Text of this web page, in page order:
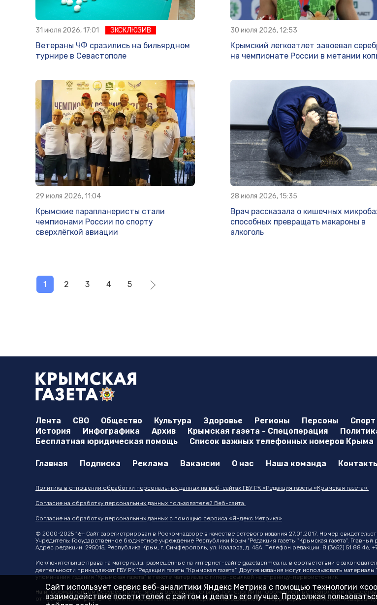
31 июля 2026, 17:01 ЭКСКЛЮЗИВ
Ветераны ЧФ сразились на бильярдном
турнире в Севастополе
30 июля 2026, 12:53
Крымский легкоатлет завоевал
на чемпионате России в метании
29 июля 2026, 11:04
Крымские парапланеристы стали
чемпионами России по спорту
сверхлёгкой авиации
28 июля 2026, 15:35
Врач рассказала о кишечных
способных превращать макароны в
алкоголь
1 2 3 4 5
Лента СВО Общество Культура Здоровье Регионы Персоны Спорт
История
Инфографика Архив Крымская газета - Спецоперация
Бесплатная юридическая помощь
Список важных телефонных номеров Крыма
Главная Подписка Реклама Вакансии О нас Наша команда
Политика в отношении обработки персональных данных на веб-сайтах ГБУ РК «Редакция газеты «Крымская газета».
Согласие на обработку персональных данных пользователей Веб-сайта.
Согласие на обработку персональных данных с помощью сервиса «Яндекс.Метрика»
© 2000-2025 16+ Сайт зарегистрирован в Роскомнадзоре в качестве сетевого издания 27.01.2017. Номер
Учредитель: Государственное бюджетное учреждение Республики Крым "Редакция газеты "Крымская газета". Главный
Адрес редакции: 295015, Республика Крым, г. Симферополь, ул. Козлова, д. 45А. Телефон редакции: 8 (3652) 51 88 46,
Исключительные права на материалы, размещённые на интернет-сайте gazetacrimea.ru, в соответствии с
деятельности принадлежат ГБУ РК "Редакция газеты "Крымская газета". Другие издания могут использовать
упоминания издания "Крымская газета" в тексте материала с гипер-ссылкой на страницу-первоисточник
На информационном ресурсе применяются рекомендательные технологии (информационные технологии
относящихся к предпочтениям пользователей сети "Интернет", находящихся на территории Российской Федерации)
Сайт использует сервис веб-аналитики Яндекс Метрика с помощью технологии
взаимодействие посетителей с сайтом и делать его лучше. Продолжая